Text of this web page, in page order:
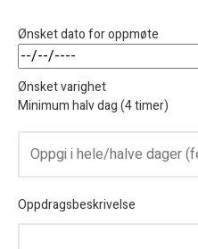
Ønsket dato for oppmøte
Ønsket varighet
Minimum halv dag (4 timer)
Oppdragsbeskrivelse